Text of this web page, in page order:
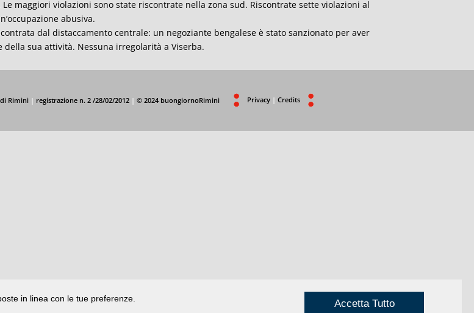
maggiori violazioni sono state riscontrate nella zona sud. Riscontrate sette violazioni al
abusiva.
dal distaccamento centrale: un negoziante bengalese è stato sanzionato per aver
della sua attività. Nessuna irregolarità a Viserba.
Rimini | registrazione n. 2 /28/02/2012 | © 2024 buongiornoRimini Privacy | Credits
in linea con le tue preferenze.
Accetta Tutto